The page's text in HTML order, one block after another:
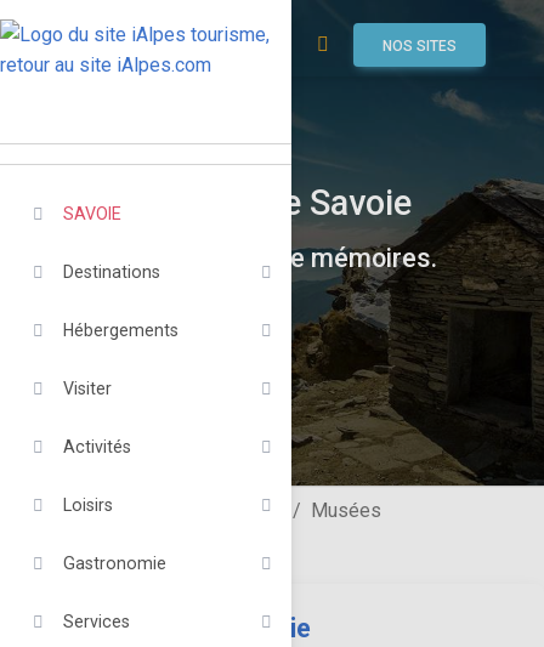
SAVOIE
Destinations
Hébergements
Visiter
Activités
Loisirs
Gastronomie
Services
NOS SITES
Musées de Savoie
Les passeurs de mémoires.
Savoie Musées
Les Musées de Savoie